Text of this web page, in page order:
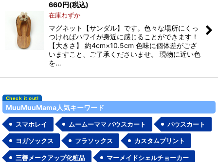
660円(税込)
在庫わずか
マグネット【サンダル】です。色々な場所にくっ
つければハワイが身近に感じることができます！
【大きさ】 約4cm×10.5cm 色味に個体差がござ
いますこと、ご了承くださいませ。 現物に近い色
を…
MuuMuuMama人気キーワード
スマホレイ ムームーママ パウスカート パウスカート
ヨガソックス フラソックス カスタムプリント
三善メークアップ化粧品 マーメイドシェルチョーカー